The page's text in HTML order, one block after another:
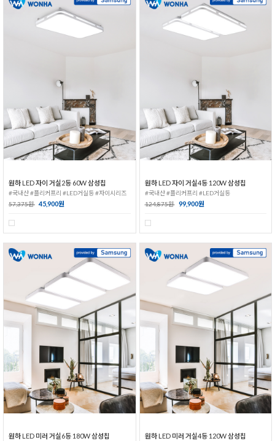
원하 LED 자이 거실2등 60W 삼성칩
#국내산 #플리커프리 #LED거실등 #자이시리즈
57,375원 45,900원
원하 LED 자이 거실4등 120W 삼성칩
#국내산 #플리커프리 #LED거실등
124,875원 99,900원
원하 LED 미러 거실6등 180W 삼성칩 원하 LED 미러 거실4등 120W 삼성칩